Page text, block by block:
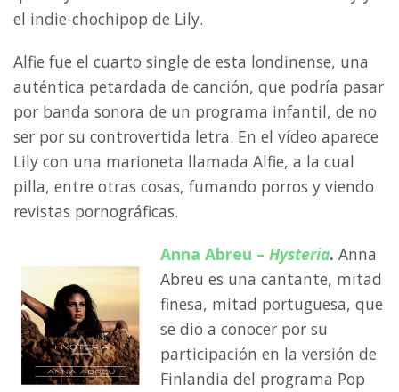
el indie-chochipop de Lily.
Alfie fue el cuarto single de esta londinense, una
auténtica petardada de canción, que podría pasar
por banda sonora de un programa infantil, de no
ser por su controvertida letra. En el vídeo aparece
Lily con una marioneta llamada Alfie, a la cual
pilla, entre otras cosas, fumando porros y viendo
revistas pornográficas.
Anna Abreu – Hysteria. Anna
Abreu es una cantante, mitad
finesa, mitad portuguesa, que
se dio a conocer por su
participación en la versión de
Finlandia del programa Pop